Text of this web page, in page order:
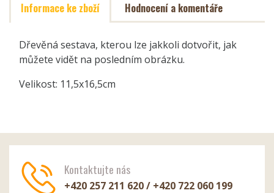
Informace ke zboží Hodnocení a komentáře
Dřevěná sestava, kterou lze jakkoli dotvořit, jak
můžete vidět na posledním obrázku.
Velikost: 11,5x16,5cm
Kontaktujte nás
+420 257 211 620 / +420 722 060 199